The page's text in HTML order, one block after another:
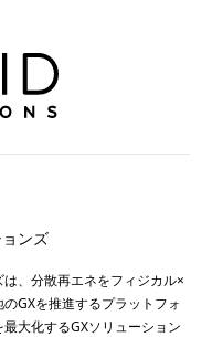
ンズ
、分散再エネをフィジカル×
GXを推進するプラットフォ
大化するGXソリューション